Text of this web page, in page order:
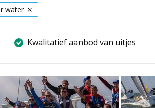
water
Kwalitatief aanbod van uitjes